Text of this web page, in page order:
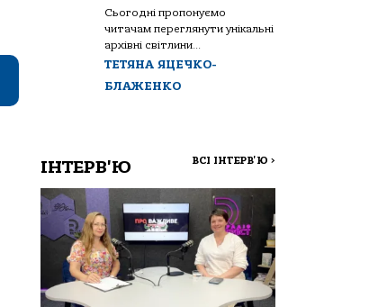
Сьогодні пропонуємо
читачам переглянути унікальні
архівні світлини...
ТЕТЯНА ЯЦЕЧКО-
БЛАЖЕНКО
ІНТЕРВ'Ю ВСІ ІНТЕРВ'Ю >